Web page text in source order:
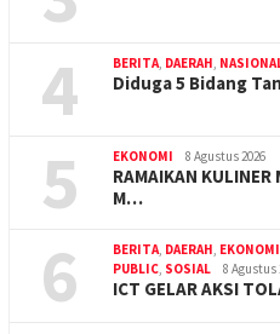
4 BERITA DAERAH
Diduga 5 Bidang
5 EKONOMI 8 Agustus 2026
RAMAIKAN KULINER
M…
6 BERITA DAERAH EKONOMI
PUBLIC SOSIAL 8 Agustus
ICT GELAR AKSI